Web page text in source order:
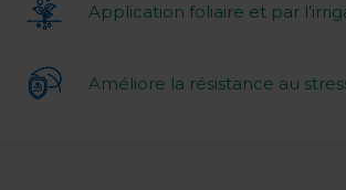
Application foliaire et par
Améliore la résistance au